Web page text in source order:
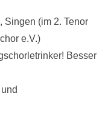
Singen (im 2. Tenor
e.V.)
Besser